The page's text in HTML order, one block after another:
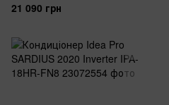
21 090 грн